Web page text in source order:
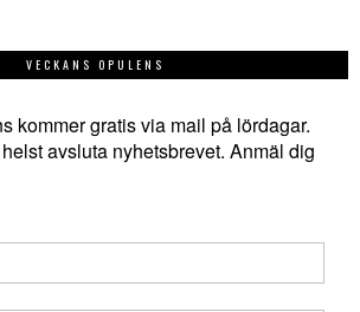
VECKANS OPULENS
kommer gratis via mail på lördagar.
avsluta nyhetsbrevet. Anmäl dig